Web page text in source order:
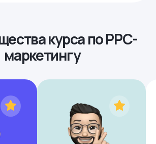
курса по PPC-
маркетингу